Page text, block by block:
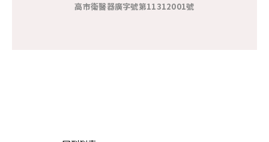
高市衛醫器廣字號第11312001號